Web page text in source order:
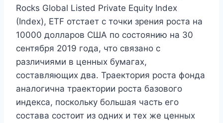
Rocks Global Listed Private Equity Index
(Index), ETF отстает с точки зрения роста на
10000 долларов США по состоянию на 30
сентября 2019 года, что связано с
различиями в ценных бумагах,
составляющих два. Траектория роста фонда
аналогична траектории роста базового
индекса, поскольку большая часть его
состава состоит из одних и тех же ценных